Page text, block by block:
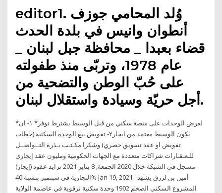
editor1. وُلد المحامي جوزف
أنطوان وانيس في بلدة الحدث
قضاء بعبدا _ محافظة جبل لبنان _
عام 1978، وتربّى منذ طفولته
على حُبّ الوطن والتضحية من
أجل حريّة وسيادة واستقلال لبنان.
*لعرض الوحدات على منصة سكني من قبل الوسيط يشترط توفر* ١- ان
يكون الوسيط معتمد من ايجار٢- تفويض بيع الوحدة السكنية (خطاب
تفويض او عقد تسويق حصري) وشكرا مكـتـب بـذرة التــواصــل
للـعـقـارات شراكات متعددة مع الجهات الحكومية ومليون عقد إيجاري
مسجل في الشبكة خلال 2020 الجمعة, 8 يناير 2021 تزايد عقود (إيجار)
التجارية في سبتمبر بنسبة 40% Jan 19, 2021 · أمين بن لزرق يشهد
المشروع السكني الضخم 1902 وحدة سكنية ترقوية في عاصمة الولاية